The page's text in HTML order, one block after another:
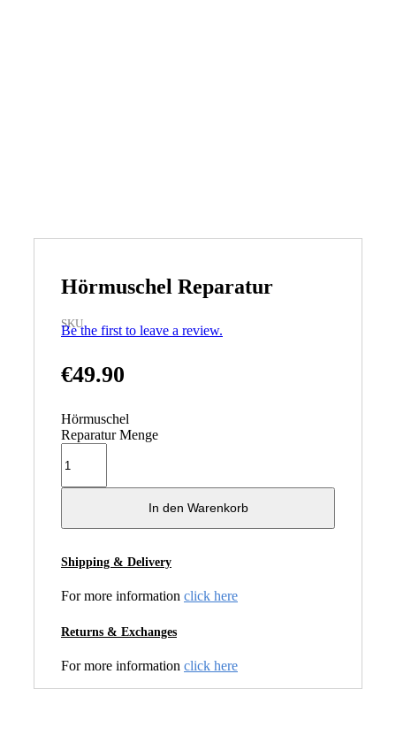
Hörmuschel Reparatur
SKU
Be the first to leave a review.
€49.90
Hörmuschel
Reparatur Menge
In den Warenkorb
Shipping & Delivery
For more information click here
Returns & Exchanges
For more information click here